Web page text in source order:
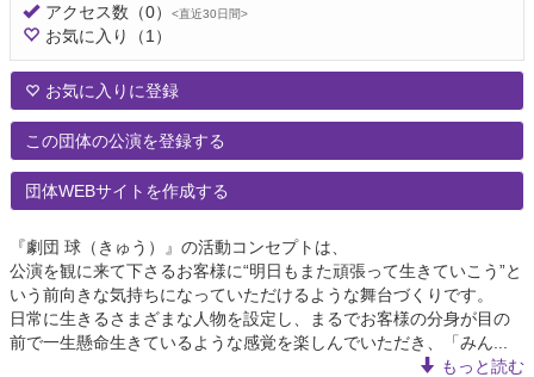
アクセス数 （0） <直近30日間>
お気に入り （1）
お気に入りに登録
この団体の公演を登録する
団体WEBサイトを作成する
『劇団 球（きゅう）』の活動コンセプトは、
公演を観に来て下さるお客様に“明日もまた頑張って生きていこう”と
いう前向きな気持ちになっていただけるような舞台づくりです。
日常に生きるさまざまな人物を設定し、まるでお客様の分身が目の
前で一生懸命生きているような感覚を楽しんでいただき、「みん...
もっと読む